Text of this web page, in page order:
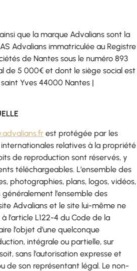
que la marque Advalians sont la
Advalians immatriculée au Registre
de Nantes sous le numéro 893
de 5 000€ et dont le siège social est
Yves 44000 Nantes |
est protégée par les
relatives à la propriété
de reproduction sont réservés, y
téléchargeables. L’ensemble des
photographies, plans, logos, vidéos,
l’ensemble des
Advalians et le site lui-même ne
l’article L122-4 du Code de la
l’objet d’une quelconque
intégrale ou partielle, sur
sans l’autorisation expresse et
de son représentant légal. Le non-